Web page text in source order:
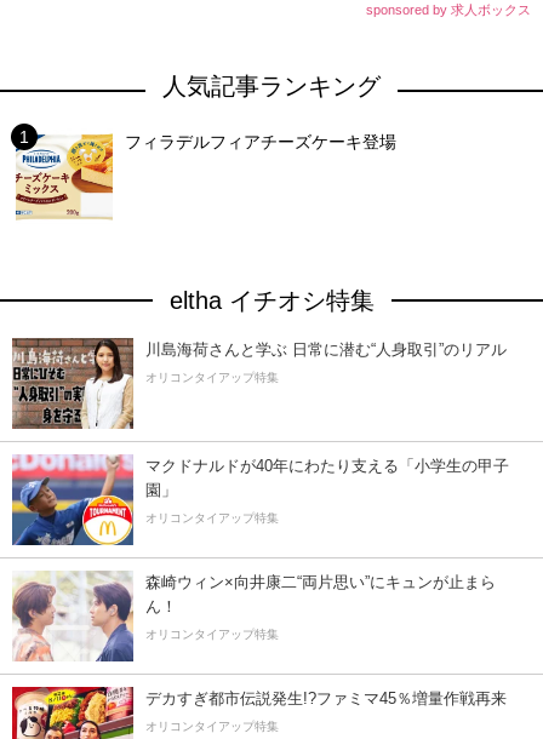
sponsored by 求人ボックス
人気記事ランキング
フィラデルフィアチーズケーキ登場
eltha イチオシ特集
川島海荷さんと学ぶ 日常に潜む“人身取引”のリアル
オリコンタイアップ特集
マクドナルドが40年にわたり支える「小学生の甲子
園」
オリコンタイアップ特集
森崎ウィン×向井康二“両片思い”にキュンが止まら
ん！
オリコンタイアップ特集
デカすぎ都市伝説発生!?ファミマ45％増量作戦再来
オリコンタイアップ特集